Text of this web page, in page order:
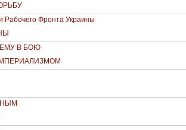
Фронта Украины
В БОЮ